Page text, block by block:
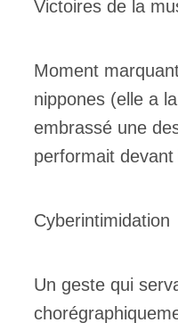
Victoires de la
Moment
nippones (elle a
embrassé une
performait
Cyberintimidation
Un geste qui